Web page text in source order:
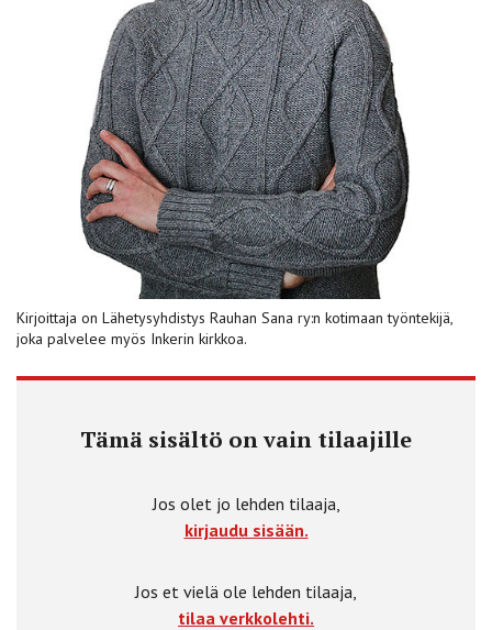
Kirjoittaja on Lähetys­yhdistys Rauhan Sana ry:n kotimaan työntekijä,
joka palvelee myös Inkerin kirkkoa.
Tämä sisältö on vain tilaajille
Jos olet jo lehden tilaaja,
kirjaudu sisään.
Jos et vielä ole lehden tilaaja,
tilaa verkkolehti.